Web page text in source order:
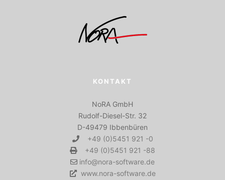
KONTAKT
NoRA GmbH
Rudolf-Diesel-Str. 32
D-49479 Ibbenbüren
+49 (0)5451 921 -0
+49 (0)5451 921 -88
info@nora-software.de
www.nora-software.de